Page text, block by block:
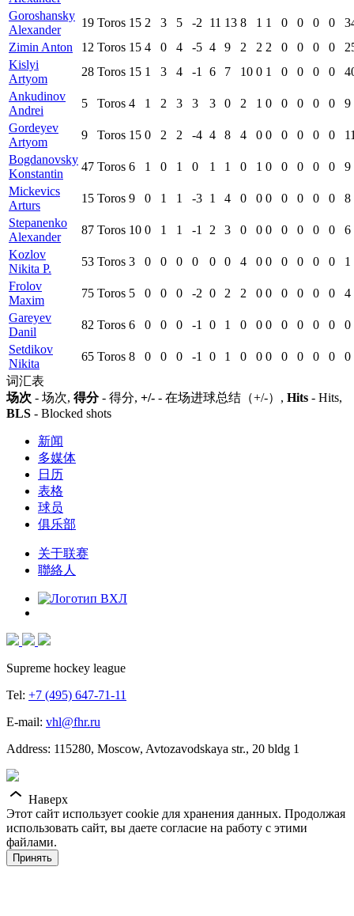
Goroshansky
Alexander
19 Toros 15 2 3 5 -2 11 13 8 1 1 0 0 0 0
Zimin Anton
12 Toros 15 4 0 4 -5 4 9 2 2 2 0 0 0 0
Kislyi
Artyom
28 Toros 15 1 3 4 -1 6 7 10 0 1 0 0 0 0
Ankudinov
Andrei
5 Toros 4 1 2 3 3 3 0 2 1 0 0 0 0 0
9
Gordeyev
Artyom
9 Toros 15 0 2 2 -4 4 8 4 0 0 0 0 0 0
Bogdanovsky
Konstantin
47 Toros 6 1 0 1 0 1 1 0 1 0 0 0 0 0
9
Mickevics
Arturs
15 Toros 9 0 1 1 -3 1 4 0 0 0 0 0 0 0
8
Stepanenko
Alexander
87 Toros 10 0 1 1 -1 2 3 0 0 0 0 0 0 0
6
Kozlov
Nikita P.
53 Toros 3 0 0 0 0 0 0 4 0 0 0 0 0 0
1
Frolov
Maxim
75 Toros 5 0 0 0 -2 0 2 2 0 0 0 0 0 0
4
Gareyev
Danil
82 Toros 6 0 0 0 -1 0 1 0 0 0 0 0 0 0
0
Setdikov
Nikita
65 Toros 8 0 0 0 -1 0 1 0 0 0 0 0 0 0
0
词汇表
场次 - 场次, 得分- 得分, +/- - 在场进球总结（+/-）, Hits - Hits,
BLS - Blocked shots
新闻
多媒体
日历
表格
球员
俱乐部
关于联赛
聯絡人
Supreme hockey league
Tel: +7 (495) 647-71-11
E-mail: vhl@fhr.ru
Address: 115280, Moscow, Avtozavodskaya str., 20 bldg 1
Наверх
Этот сайт использует cookie для хранения данных. Продолжая
использовать сайт, вы даете согласие на работу с этими
файлами.
Принять